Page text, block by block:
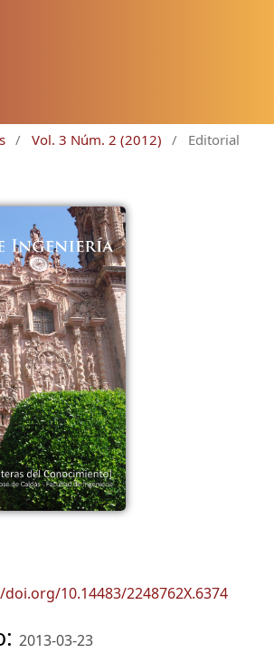
/ Vol. 3 Núm. 2 (2012) / Editorial
10.14483/2248762X.6374
2013-03-23